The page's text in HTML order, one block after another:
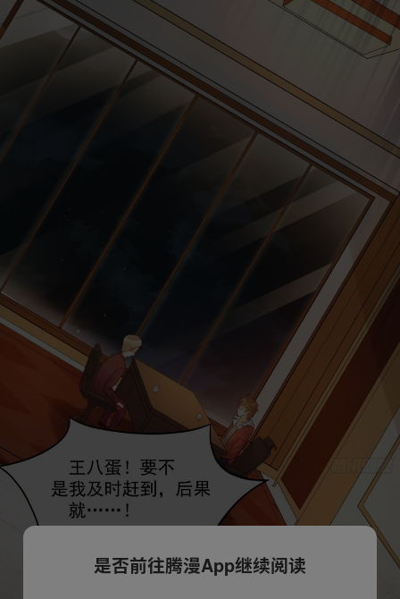
是否前往腾漫App继续阅读